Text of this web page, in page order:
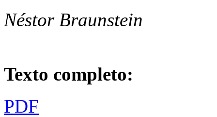
Néstor Braunstein
Texto completo:
PDF